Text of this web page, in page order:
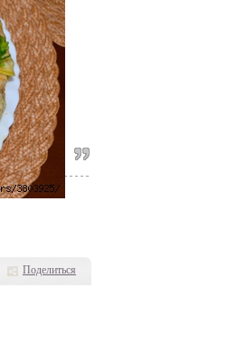
Поделиться